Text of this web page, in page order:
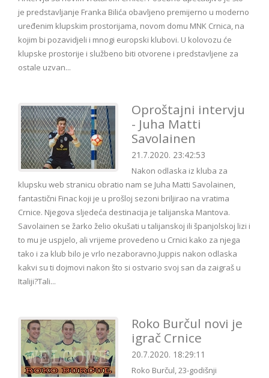
je predstavljanje Franka Bilića obavljeno premijerno u moderno
uređenim klupskim prostorijama, novom domu MNK Crnica, na
kojim bi pozavidjeli i mnogi europski klubovi. U kolovozu će
klupske prostorije i službeno biti otvorene i predstavljene za
ostale uzvan...
Oproštajni intervju
- Juha Matti
Savolainen
21.7.2020. 23:42:53
Nakon odlaska iz kluba za
klupsku web stranicu obratio nam se Juha Matti Savolainen,
fantastični Finac koji je u prošloj sezoni briljirao na vratima
Crnice. Njegova sljedeća destinacija je talijanska Mantova.
Savolainen se žarko želio okušati u talijanskoj ili španjolskoj lizi i
to mu je uspjelo, ali vrijeme provedeno u Crnici kako za njega
tako i za klub bilo je vrlo nezaboravno.Juppis nakon odlaska
kakvi su ti dojmovi nakon što si ostvario svoj san da zaigraš u
Italiji?Tali...
Roko Burčul novi je
igrač Crnice
20.7.2020. 18:29:11
Roko Burčul, 23-godišnji